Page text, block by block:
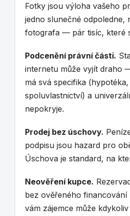
Fotky jsou výloha vašeho
jedno slunečné odpoledne,
fotografa — pár tisíc, které
Podcenění právní části.
internetu může vyjít draho
má svá specifika (hypotéka,
spoluvlastnictví) a
nepokryje.
Prodej bez úschovy.
podpisu jsou hazard pro
Úschova je standard, na
Neověření kupce.
bez ověřeného financování
vám zájemce může